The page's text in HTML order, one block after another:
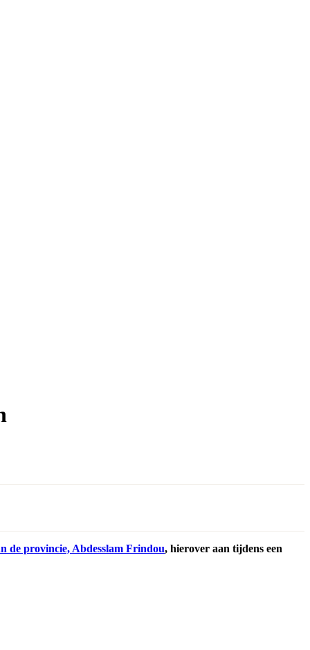
de provincie, Abdesslam Frindou, hierover aan tijdens een